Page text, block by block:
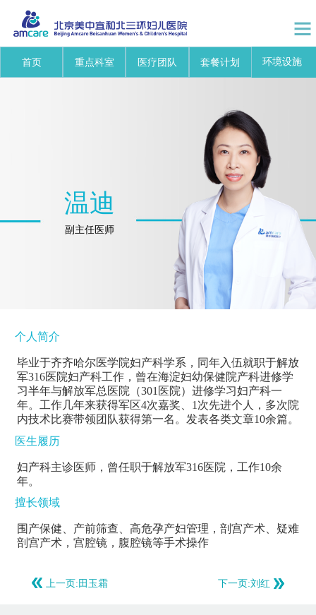
首页 重点科室 医疗团队 套餐计划 环境设施
温迪
副主任医师
个人简介
毕业于齐齐哈尔医学院妇产科学系，同年入伍就职于解放
军316医院妇产科工作，曾在海淀妇幼保健院产科进修学
习半年与解放军总医院（301医院）进修学习妇产科一
年。工作几年来获得军区4次嘉奖、1次先进个人，多次院
内技术比赛带领团队获得第一名。发表各类文章10余篇。
医生履历
妇产科主诊医师，曾任职于解放军316医院，工作10余
年。
擅长领域
围产保健、产前筛查、高危孕产妇管理，剖宫产术、疑难
剖宫产术，宫腔镜，腹腔镜等手术操作
上一页:田玉霜 下一页:刘红